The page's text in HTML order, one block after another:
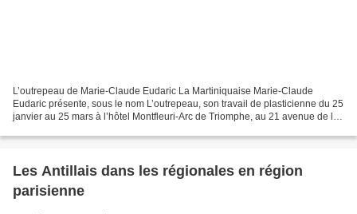
L’outrepeau de Marie-Claude Eudaric La Martiniquaise Marie-Claude
Eudaric présente, sous le nom L’outrepeau, son travail de plasticienne du 25
janvier au 25 mars à l’hôtel Montfleuri-Arc de Triomphe, au 21 avenue de la
Les Antillais dans les régionales en région
parisienne